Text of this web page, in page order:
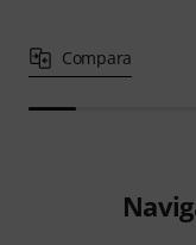
Compara